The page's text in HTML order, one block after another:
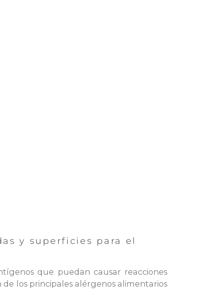
y superficies para el
que puedan causar reacciones
los principales alérgenos alimentarios